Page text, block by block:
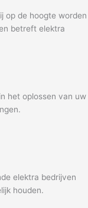
op de hoogte worden
betreft elektra
het oplossen van uw
elektra bedrijven
houden.